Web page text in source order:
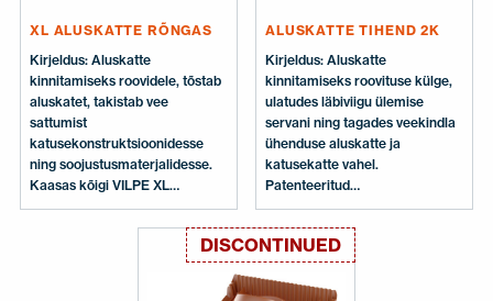
XL ALUSKATTE RÕNGAS
Kirjeldus: Aluskatte
kinnitamiseks roovidele, tõstab
aluskatet, takistab vee
sattumist
katusekonstruktsioonidesse
ning soojustusmaterjalidesse.
Kaasas kõigi VILPE XL
läbiviikude komplektides.
Sisaldab: Kaheosaline XL
ALUSKATTE TIHEND 2K
Kirjeldus: Aluskatte
kinnitamiseks roovituse külge,
ulatudes läbiviigu ülemise
servani ning tagades veekindla
ühenduse aluskatte ja
katusekatte vahel.
Patenteeritud
kahekomponentne (2K)
aluskatte tihend, mida on sama
lihtne paigaldada kui eelmist
Kuulub ka kõikide VILPE 2K
DISCONTINUED